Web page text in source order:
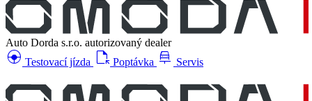
Auto Dorda s.r.o. autorizovaný dealer
search_hands_free Testovací jízda file_open Poptávka car_repair Servis